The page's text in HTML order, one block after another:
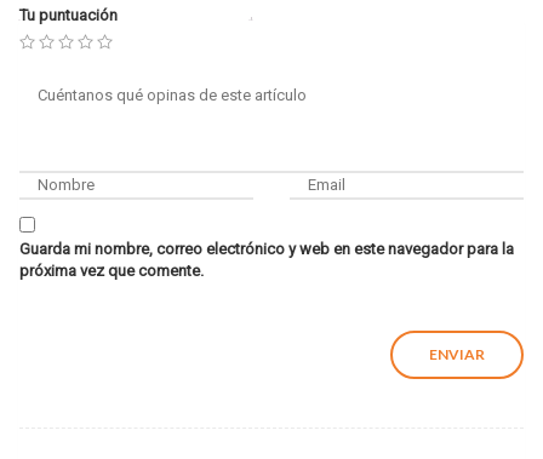
Tu puntuación
Guarda mi nombre, correo electrónico y web en este navegador para la
próxima vez que comente.